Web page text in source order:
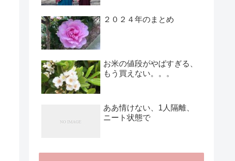
２０２４年のまとめ
お米の値段がやばすぎる、
もう買えない。。。
ああ情けない、1人隔離、
ニート状態で